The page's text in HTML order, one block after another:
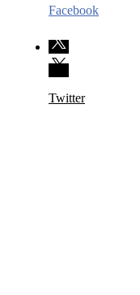
Facebook
Twitter